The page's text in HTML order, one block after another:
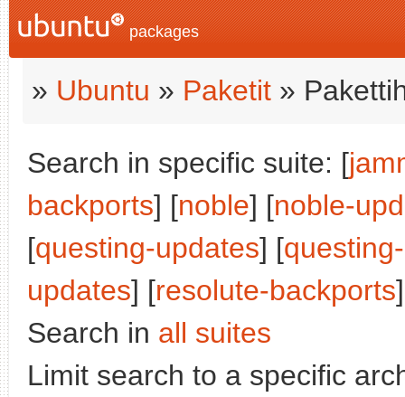
packages
» Ubuntu » Paketit »
Search in specific suite: [
backports] [noble] [noble-
[questing-updates] [
updates] [resolute-backports
Search in all suites
Limit search to a specific